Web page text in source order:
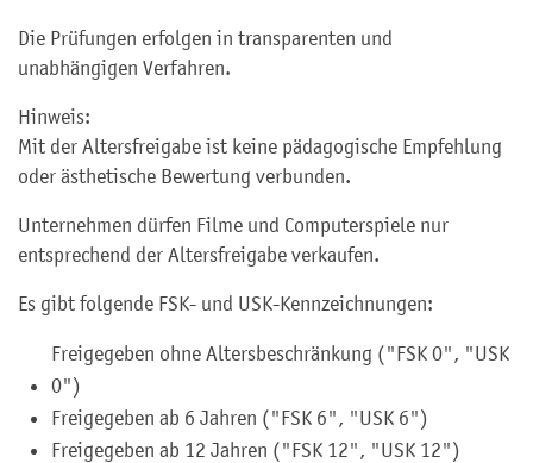
Die Prüfungen erfolgen in transparenten und
unabhängigen Verfahren.
Hinweis:
Mit der Altersfreigabe ist keine pädagogische Empfehlung
oder ästhetische Bewertung verbunden.
Unternehmen dürfen Filme und Computerspiele nur
entsprechend der Altersfreigabe verkaufen.
Es gibt folgende FSK- und USK-Kennzeichnungen:
Freigegeben ohne Altersbeschränkung ("FSK 0", "USK
0")
Freigegeben ab 6 Jahren ("FSK 6", "USK 6")
Freigegeben ab 12 Jahren ("FSK 12", "USK 12")